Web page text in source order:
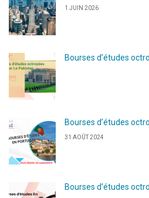
1 JUIN 2026
Bourses d’études
Bourses d’études
31 AOÛT 2024
Bourses d’études